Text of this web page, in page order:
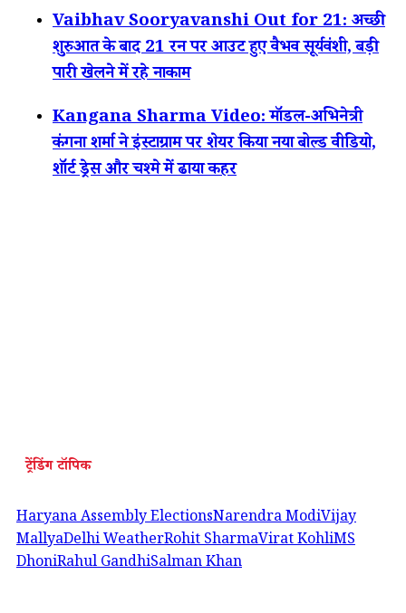
Vaibhav Sooryavanshi Out for 21: अच्छी
शुरुआत के बाद 21 रन पर आउट हुए वैभव सूर्यवंशी, बड़ी
पारी खेलने में रहे नाकाम
Kangana Sharma Video: मॉडल-अभिनेत्री
कंगना शर्मा ने इंस्टाग्राम पर शेयर किया नया बोल्ड वीडियो,
शॉर्ट ड्रेस और चश्मे में ढाया कहर
ट्रेंडिंग टॉपिक
Haryana Assembly ElectionsNarendra ModiVijay
MallyaDelhi WeatherRohit SharmaVirat KohliMS
DhoniRahul GandhiSalman Khan